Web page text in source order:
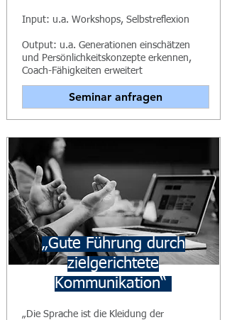
Input: u.a. Workshops, Selbstreflexion
Output: u.a. Generationen einschätzen
und Persönlichkeitskonzepte erkennen,
Coach-Fähigkeiten erweitert
Seminar anfragen
„Gute Führung durch
zielgerichtete
Kommunikation“
„Die Sprache ist die Kleidung der